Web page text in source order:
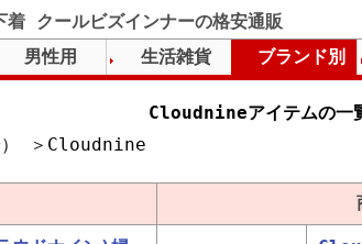
クールビズインナーの格安通販
Cloudnineアイテムの一
） ＞Cloudnine
男性用 生活雑貨 ブランド別